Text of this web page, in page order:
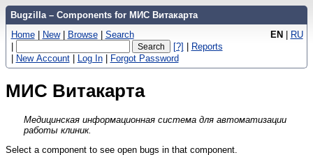
Bugzilla – Components for МИС Витакарта
EN | RU
Home | New | Browse | Search
|
[?] | Reports
| New Account | Log In | Forgot Password
МИС Витакарта
Медицинская информационная система для автоматизации
работы клиник.
Select a component to see open bugs in that component.